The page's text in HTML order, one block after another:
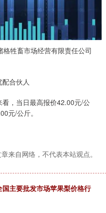
牲畜市场经营有限责任公司
合伙人
，当日最高报价42.00元/公
元/公斤。
来自网络，不代表本站观点。
主要批发市场苹果梨价格行